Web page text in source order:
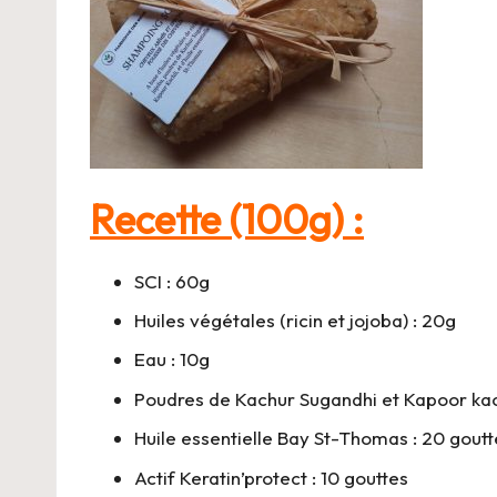
Recette (100g) :
SCI : 60g
Huiles végétales (ricin et jojoba) : 20g
Eau : 10g
Poudres de Kachur Sugandhi et Kapoor
Huile essentielle Bay St-Thomas : 20
Actif Keratin’protect : 10 gouttes